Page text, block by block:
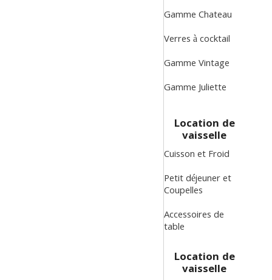
Gamme Chateau
Verres à cocktail
Gamme Vintage
Gamme Juliette
Location de
vaisselle
Cuisson et Froid
Petit déjeuner et
Coupelles
Accessoires de
table
Location de
vaisselle